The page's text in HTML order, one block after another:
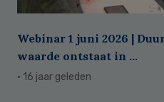
Webinar 1 juni 2026 |
waarde ontstaat in ...
· 16 jaar geleden